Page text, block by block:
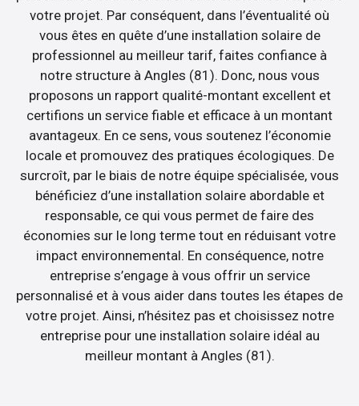
votre projet. Par conséquent, dans l’éventualité où
vous êtes en quête d’une installation solaire de
professionnel au meilleur tarif, faites confiance à
notre structure à Angles (81). Donc, nous vous
proposons un rapport qualité-montant excellent et
certifions un service fiable et efficace à un montant
avantageux. En ce sens, vous soutenez l’économie
locale et promouvez des pratiques écologiques. De
surcroît, par le biais de notre équipe spécialisée, vous
bénéficiez d’une installation solaire abordable et
responsable, ce qui vous permet de faire des
économies sur le long terme tout en réduisant votre
impact environnemental. En conséquence, notre
entreprise s’engage à vous offrir un service
personnalisé et à vous aider dans toutes les étapes de
votre projet. Ainsi, n’hésitez pas et choisissez notre
entreprise pour une installation solaire idéal au
meilleur montant à Angles (81).